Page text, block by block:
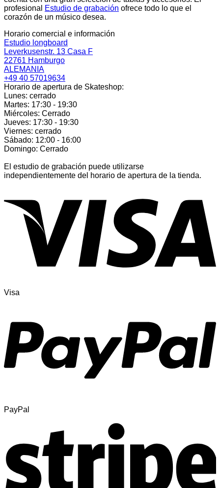
profesional Estudio de grabación ofrece todo lo que el
corazón de un músico desea.
Horario comercial e información
Estudio longboard
Leverkusenstr. 13 Casa F
22761 Hamburgo
ALEMANIA
+49 40 57019634
Horario de apertura de Skateshop:
Lunes: cerrado
Martes: 17:30 - 19:30
Miércoles: Cerrado
Jueves: 17:30 - 19:30
Viernes: cerrado
Sábado: 12:00 - 16:00
Domingo: Cerrado
El estudio de grabación puede utilizarse
independientemente del horario de apertura de la tienda.
Visa
PayPal